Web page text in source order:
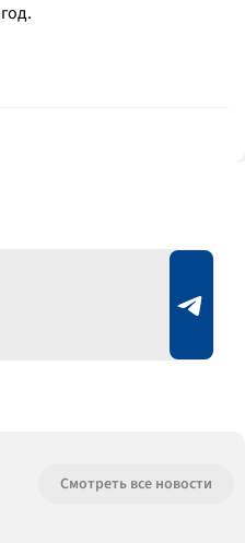
Смотреть все новости